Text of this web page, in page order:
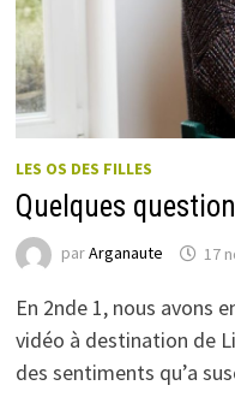
LES OS DES FILLES
Quelques
parArganaute 17
En 2nde 1, nous avons
vidéo à destination de
des sentiments qu’a